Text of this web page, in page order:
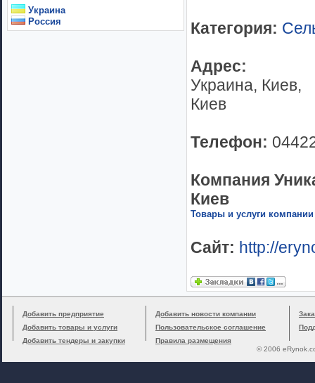
Украина
Россия
Категория:
Адрес:
Украина, Киев,
Киев
Телефон:
Компания
Киев
Товары и услуги компании
Сайт: http://
Добавить предприятие
Добавить товары и услуги
Добавить тендеры и закупки
Добавить новости компании
Пользовательское соглашение
Правила размещения
© 2006